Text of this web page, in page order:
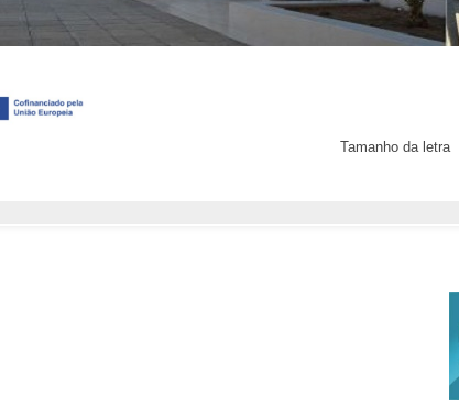
Tamanho da letra